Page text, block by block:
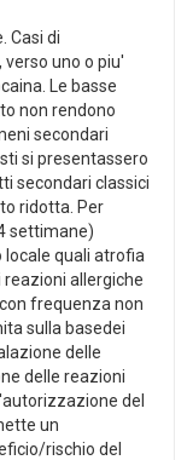
Casi di
uno o piu'
Le basse
non rendono
secondari
si presentassero
secondari classici
ridotta. Per
settimane)
quali atrofia
reazioni allergiche
frequenza non
sulla basedei
delle
delle reazioni
del
un
rischio del